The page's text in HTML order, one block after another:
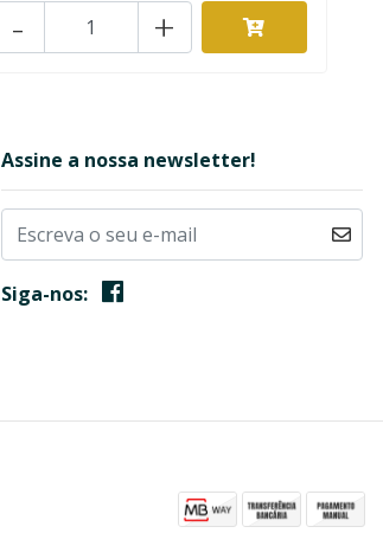
+
-
Assine a nossa newsletter!
Siga-nos: